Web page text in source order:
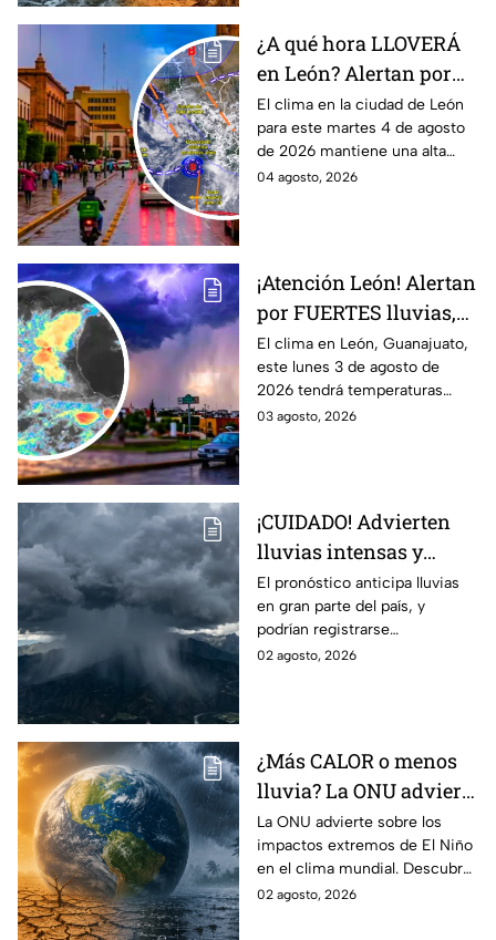
¿A qué hora LLOVERÁ
en León? Alertan por
ALTA probabilidad de
lluvia HOY martes, por
inestabilidad
atmosférica
El clima en la ciudad de León
para este martes 4 de agosto
de 2026 mantiene una alta
probabilidad de lluvia, de
04 agosto, 2026
¡Atención León! Alertan
por FUERTES lluvias,
tormentas y posible
granizo en Guanajuato
HOY lunes: HORA
EXACTA
El clima en León, Guanajuato,
este lunes 3 de agosto de
2026 tendrá temperaturas
cálidas, posibles lluvias
03 agosto, 2026
¡CUIDADO! Advierten
lluvias intensas y
fuertes rachas de
viento en México;
¿cómo afectará a
Guanajuato?
El pronóstico anticipa lluvias
en gran parte del país, y
podrían registrarse
afectaciones por las
02 agosto, 2026
¿Más CALOR o menos
lluvia? La ONU advierte
por los efectos
EXTREMOS de ‘El Niño’
y que cambiarán el
clima en el mundo
La ONU advierte sobre los
impactos extremos de El Niño
en el clima mundial. Descubre
cómo podría cambiar el clima
02 agosto, 2026